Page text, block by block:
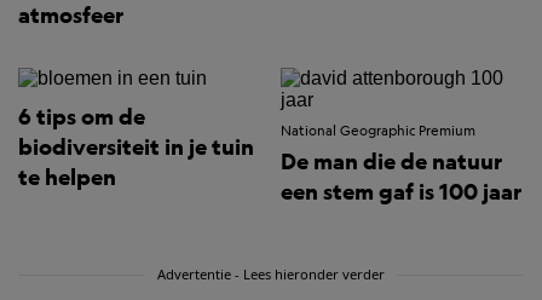
atmosfeer
6 tips om de
biodiversiteit in je tuin
te helpen
National Geographic Premium
De man die de natuur
een stem gaf is 100 jaar
Advertentie - Lees hieronder verder